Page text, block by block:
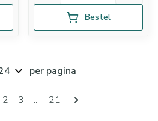
Bestel
Pagina's
momenteel pagina
Pagina
2 Pagina
3 ... Pagina
21
per pagina